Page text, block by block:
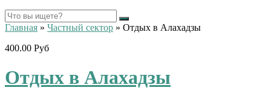
Главная » Частный сектор » Отдых в Алахадзы
400.00 Руб
Отдых в Алахадзы